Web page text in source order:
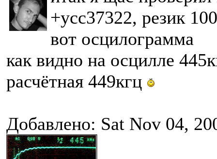
+усс37322, резик
вот осцилограмма
как видно на осцилле
расчётная 449кгц
Добавлено: Sat Nov 04,